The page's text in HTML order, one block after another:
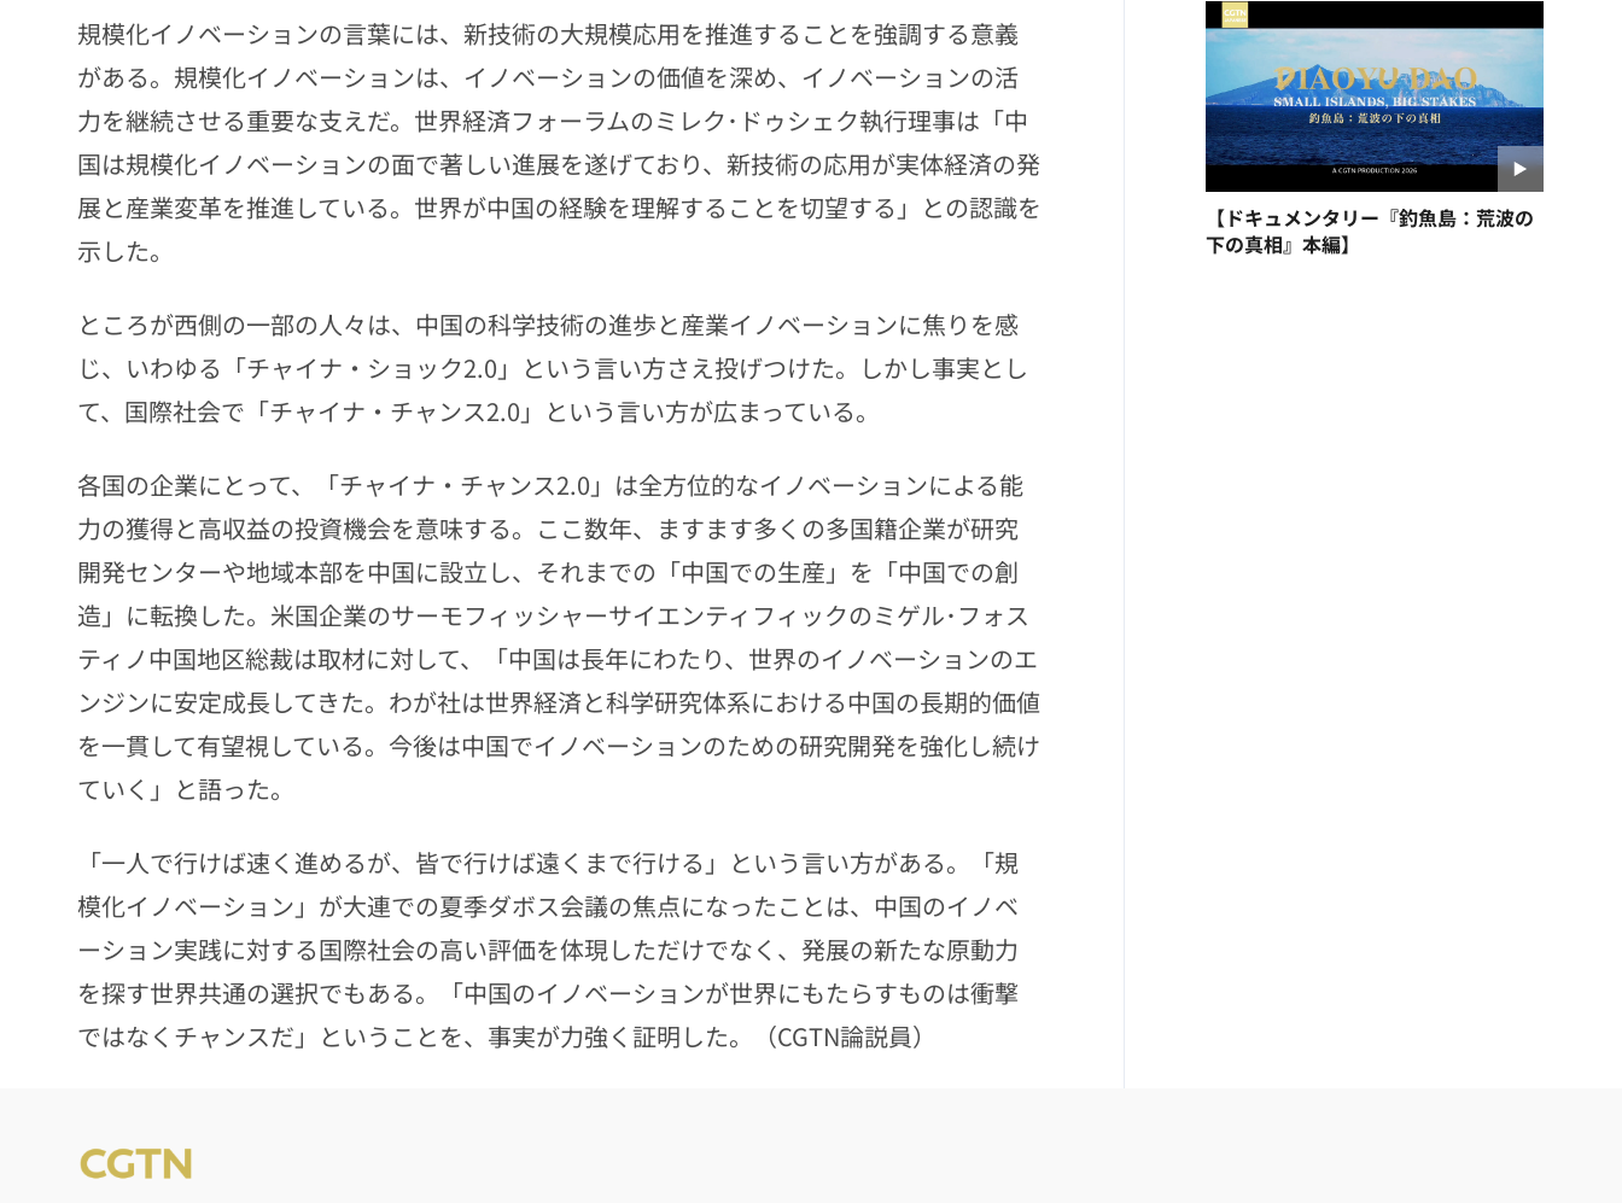
規模化イノベーションの言葉には、新技術の大規模応用を推進することを強調する意義
がある。規模化イノベーションは、イノベーションの価値を深め、イノベーションの活
力を継続させる重要な支えだ。世界経済フォーラムのミレク･ドゥシェク執行理事は「中
国は規模化イノベーションの面で著しい進展を遂げており、新技術の応用が実体経済の発
展と産業変革を推進している。世界が中国の経験を理解することを切望する」との認識を
示した。
ところが西側の一部の人々は、中国の科学技術の進歩と産業イノベーションに焦りを感
じ、いわゆる「チャイナ・ショック2.0」という言い方さえ投げつけた。しかし事実とし
て、国際社会で「チャイナ・チャンス2.0」という言い方が広まっている。
各国の企業にとって、「チャイナ・チャンス2.0」は全方位的なイノベーションによる能
力の獲得と高収益の投資機会を意味する。ここ数年、ますます多くの多国籍企業が研究
開発センターや地域本部を中国に設立し、それまでの「中国での生産」を「中国での創
造」に転換した。米国企業のサーモフィッシャーサイエンティフィックのミゲル･フォス
ティノ中国地区総裁は取材に対して、「中国は長年にわたり、世界のイノベーションのエ
ンジンに安定成長してきた。わが社は世界経済と科学研究体系における中国の長期的価値
を一貫して有望視している。今後は中国でイノベーションのための研究開発を強化し続け
ていく」と語った。
「一人で行けば速く進めるが、皆で行けば遠くまで行ける」という言い方がある。「規
模化イノベーション」が大連での夏季ダボス会議の焦点になったことは、中国のイノベ
ーション実践に対する国際社会の高い評価を体現しただけでなく、発展の新たな原動力
を探す世界共通の選択でもある。「中国のイノベーションが世界にもたらすものは衝撃
ではなくチャンスだ」ということを、事実が力強く証明した。（CGTN論説員）
【ドキュメンタリー『釣魚島：荒波の
下の真相』本編】